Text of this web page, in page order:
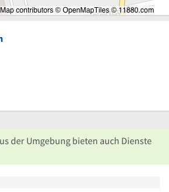
der Umgebung bieten auch Dienste